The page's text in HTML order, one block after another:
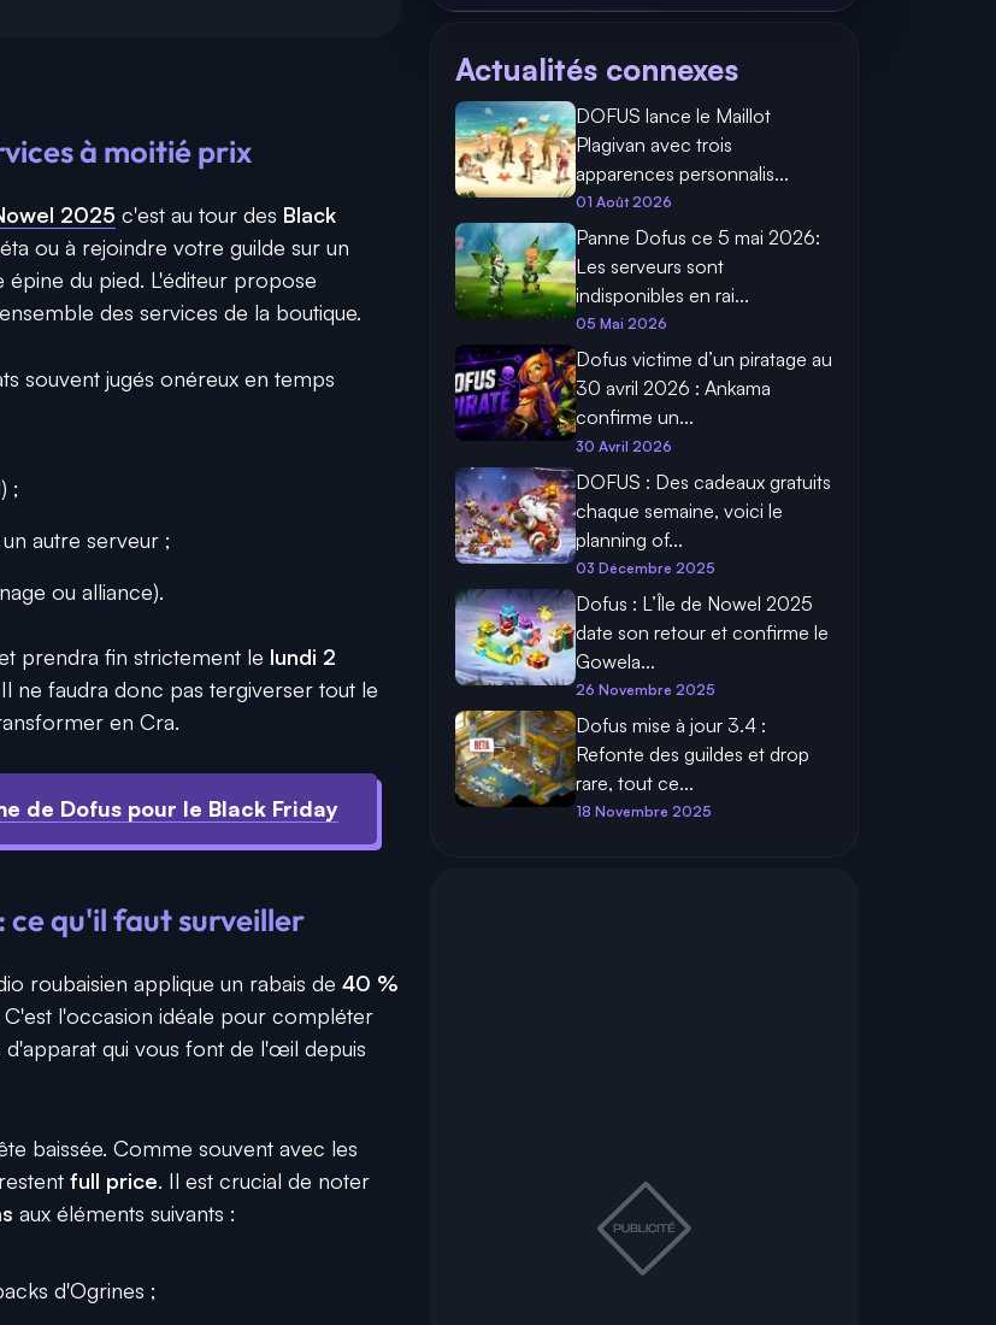
à moitié prix
2025 c'est au tour des Black
ou à rejoindre votre guilde sur un
épine du pied. L'éditeur propose
des services de la boutique.
souvent jugés onéreux en temps
;
autre serveur ;
ou alliance).
prendra fin strictement le lundi 2
ne faudra donc pas tergiverser tout le
en Cra.
de Dofus pour le Black Friday
ce qu'il faut surveiller
roubaisien applique un rabais de 40 %
C'est l'occasion idéale pour compléter
qui vous font de l'œil depuis
baissée. Comme souvent avec les
full price. Il est crucial de noter
aux éléments suivants :
d'Ogrines ;
Actualités connexes
DOFUS lance le Maillot
Plagivan avec trois
apparences personnalis...
01 Août 2026
Panne Dofus ce 5 mai 2026:
Les serveurs sont
indisponibles en rai...
05 Mai 2026
Dofus victime d’un piratage au
30 avril 2026 : Ankama
confirme un...
30 Avril 2026
DOFUS : Des cadeaux gratuits
chaque semaine, voici le
planning of...
03 Décembre 2025
Dofus : L’Île de Nowel 2025
date son retour et confirme le
Gowela...
26 Novembre 2025
Dofus mise à jour 3.4 :
Refonte des guildes et drop
rare, tout ce...
18 Novembre 2025